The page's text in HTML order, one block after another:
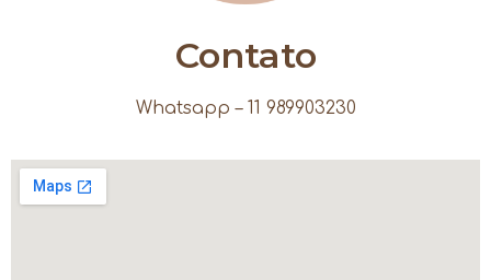
Contato
Whatsapp – 11 989903230